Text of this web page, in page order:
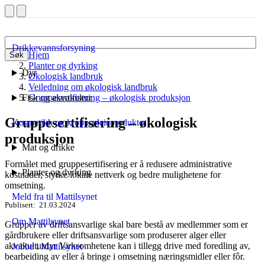
Søk
Drikkevannsforsyning
Dyr
Fisk og akvakultur
Kosmetikk og kroppspleieprodukter
Mat og drikke
Planter og dyrking
Meld fra til Mattilsynet
Om Mattilsynet
Jobbe i Mattilsynet
Hjem
Planter og dyrking
Økologisk landbruk
Veiledning om økologisk landbruk
Gruppesertifisering – økologisk produksjon
Gruppesertifisering – økologisk
produksjon
Formålet med gruppesertifisering er å redusere administrative
kostnader, styrke lokale nettverk og bedre mulighetene for
omsetning.
Publisert 21.03.2024
Grupper av driftsansvarlige skal bare bestå av medlemmer som er
gårdbrukere eller driftsansvarlige som produserer alger eller
akvakulturdyr Virksomhetene kan i tillegg drive med foredling av,
bearbeiding av eller å bringe i omsetning næringsmidler eller fôr.